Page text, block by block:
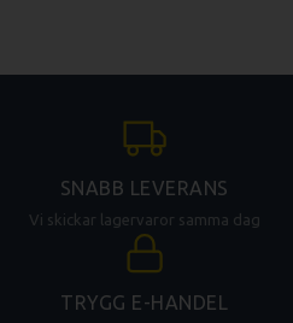
SNABB LEVERANS
Vi skickar lagervaror samma dag
TRYGG E-HANDEL